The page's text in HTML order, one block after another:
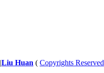
|Liu Huan ( Copyrights Reserved